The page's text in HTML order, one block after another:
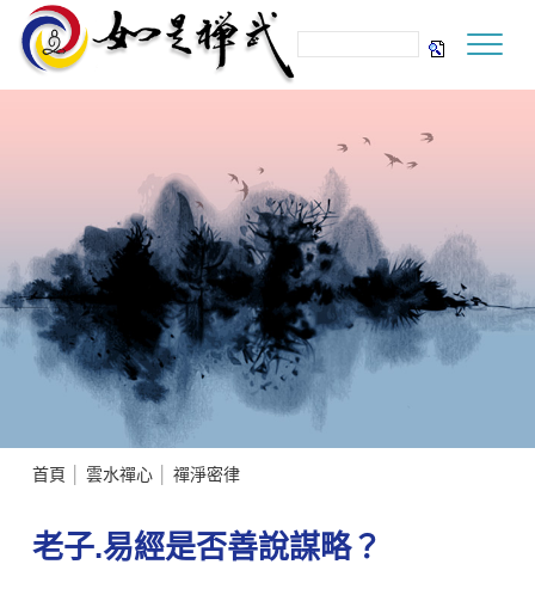
首頁 雲水禪心│ 禪淨密律
老子.易經是否善說謀略？